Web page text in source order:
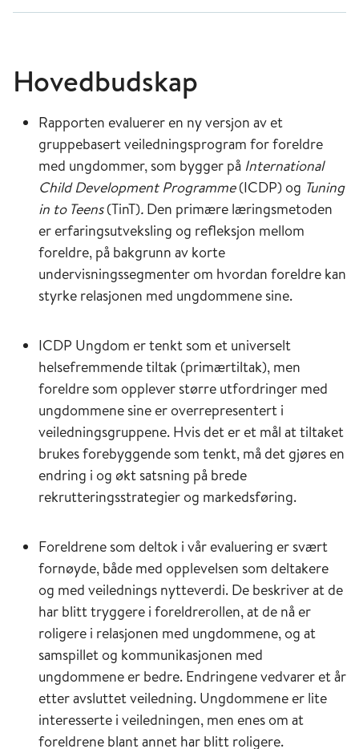
Hovedbudskap
Rapporten evaluerer en ny versjon av et
gruppebasert veiledningsprogram for foreldre
med ungdommer, som bygger på International
Child Development Programme(ICDP) og Tuning
in to Teens(TinT). Den primære læringsmetoden
er erfaringsutveksling og refleksjon mellom
foreldre, på bakgrunn av korte
undervisningssegmenter om hvordan foreldre kan
styrke relasjonen med ungdommene sine.
ICDP Ungdom er tenkt som et universelt
helsefremmende tiltak (primærtiltak), men
foreldre som opplever større utfordringer med
ungdommene sine er overrepresentert i
veiledningsgruppene. Hvis det er et mål at tiltaket
brukes forebyggende som tenkt, må det gjøres en
endring i og økt satsning på brede
rekrutteringsstrategier og markedsføring.
Foreldrene som deltok i vår evaluering er svært
fornøyde, både med opplevelsen som deltakere
og med veilednings nytteverdi. De beskriver at de
har blitt tryggere i foreldrerollen, at de nå er
roligere i relasjonen med ungdommene, og at
samspillet og kommunikasjonen med
ungdommene er bedre. Endringene vedvarer et år
etter avsluttet veiledning. Ungdommene er lite
interesserte i veiledningen, men enes om at
foreldrene blant annet har blitt roligere.